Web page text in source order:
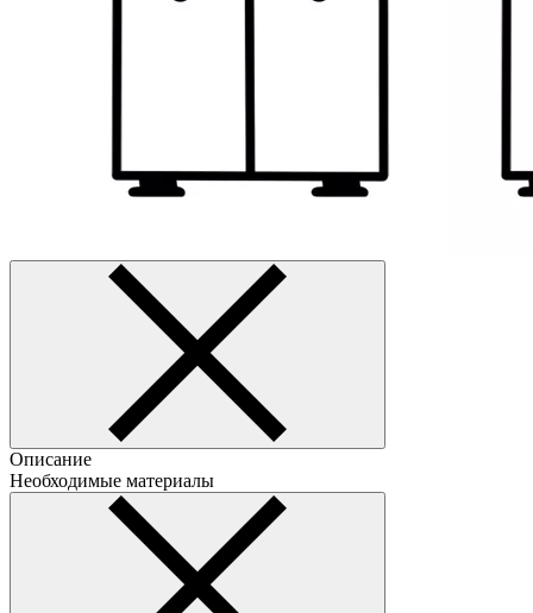
Описание
Необходимые материалы